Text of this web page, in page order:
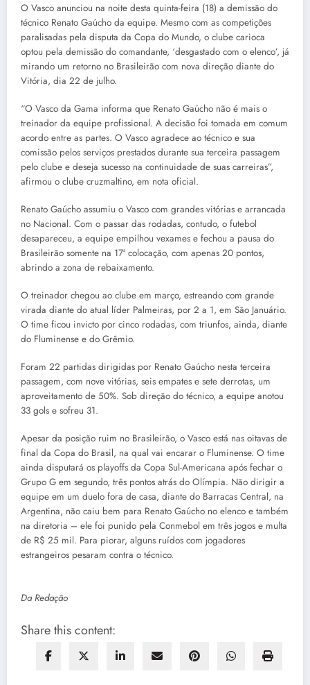
O Vasco anunciou na noite desta quinta-feira (18) a demissão do
técnico Renato Gaúcho da equipe. Mesmo com as competições
paralisadas pela disputa da Copa do Mundo, o clube carioca
optou pela demissão do comandante, ‘desgastado com o elenco’, já
mirando um retorno no Brasileirão com nova direção diante do
Vitória, dia 22 de julho.
“O Vasco da Gama informa que Renato Gaúcho não é mais o
treinador da equipe profissional. A decisão foi tomada em comum
acordo entre as partes. O Vasco agradece ao técnico e sua
comissão pelos serviços prestados durante sua terceira passagem
pelo clube e deseja sucesso na continuidade de suas carreiras”,
afirmou o clube cruzmaltino, em nota oficial.
Renato Gaúcho assumiu o Vasco com grandes vitórias e arrancada
no Nacional. Com o passar das rodadas, contudo, o futebol
desapareceu, a equipe empilhou vexames e fechou a pausa do
Brasileirão somente na 17ª colocação, com apenas 20 pontos,
abrindo a zona de rebaixamento.
O treinador chegou ao clube em março, estreando com grande
virada diante do atual líder Palmeiras, por 2 a 1, em São Januário.
O time ficou invicto por cinco rodadas, com triunfos, ainda, diante
do Fluminense e do Grêmio.
Foram 22 partidas dirigidas por Renato Gaúcho nesta terceira
passagem, com nove vitórias, seis empates e sete derrotas, um
aproveitamento de 50%. Sob direção do técnico, a equipe anotou
33 gols e sofreu 31.
Apesar da posição ruim no Brasileirão, o Vasco está nas oitavas de
final da Copa do Brasil, na qual vai encarar o Fluminense. O time
ainda disputará os playoffs da Copa Sul-Americana após fechar o
Grupo G em segundo, três pontos atrás do Olímpia. Não dirigir a
equipe em um duelo fora de casa, diante do Barracas Central, na
Argentina, não caiu bem para Renato Gaúcho no elenco e também
na diretoria – ele foi punido pela Conmebol em três jogos e multa
de R$ 25 mil. Para piorar, alguns ruídos com jogadores
estrangeiros pesaram contra o técnico.
Da Redação
Share this content: